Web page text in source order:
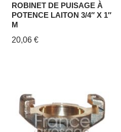
ROBINET DE PUISAGE À
POTENCE LAITON 3/4″ X 1″
M
20,06€